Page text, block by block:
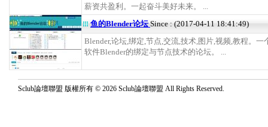
薪资共盈利。一起奋斗美好未来。 ...
鱼的Blender论坛Since : (2017-04-11 18:41:49)
Blender,论坛,绑定,节点,交流,技术,图片,视频,教程。一
软件Blender的绑定与节点技术的论坛。 ...
Sclub論壇聯盟 版權所有 © 2026 Sclub論壇聯盟 All Rights Reserved.